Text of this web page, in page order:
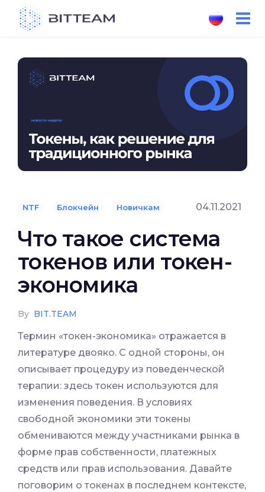
content
NTF Блокчейн Новичкам 04.11.2021
Что такое система
токенов или токен-
экономика
By BIT.TEAM
Термин «токен-экономика» отражается в
литературе двояко. С одной стороны, он
описывает процедуру из поведенческой
терапии: здесь токен используются для
изменения поведения. В условиях
свободной экономики эти токены
обмениваются между участниками рынка в
форме прав собственности, платежных
средств или прав использования. Давайте
поговорим о токенах в последнем контексте,